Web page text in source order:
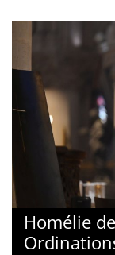
Homélie